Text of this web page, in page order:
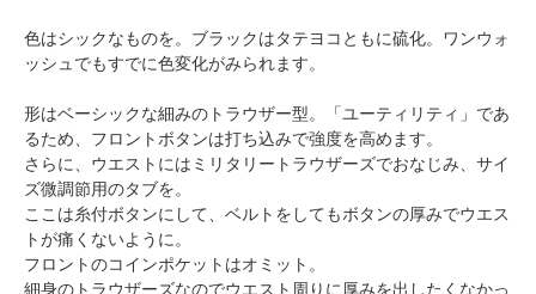
色はシックなものを。ブラックはタテヨコともに硫化。ワンウォ
ッシュでもすでに色変化がみられます。
形はベーシックな細みのトラウザー型。「ユーティリティ」であ
るため、フロントボタンは打ち込みで強度を高めます。
さらに、ウエストにはミリタリートラウザーズでおなじみ、サイ
ズ微調節用のタブを。
ここは糸付ボタンにして、ベルトをしてもボタンの厚みでウエス
トが痛くないように。
フロントのコインポケットはオミット。
細身のトラウザーズなのでウエスト周りに厚みを出したくなかっ